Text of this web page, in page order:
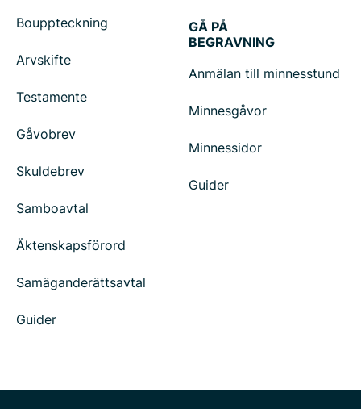
Bouppteckning
Arvskifte
Testamente
Gåvobrev
Skuldebrev
Samboavtal
Äktenskapsförord
Samäganderättsavtal
Guider
GÅ PÅ
BEGRAVNING
Anmälan till minnesstund
Minnesgåvor
Minnessidor
Guider